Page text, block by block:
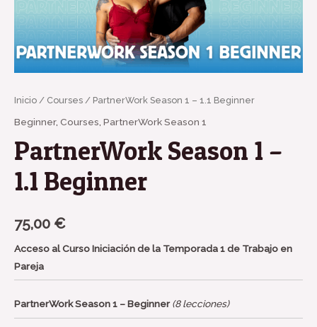
Inicio / Courses / PartnerWork Season 1 – 1.1 Beginner
Beginner, Courses PartnerWork Season 1
PartnerWork Season 1 –
1.1 Beginner
75,00 €
Acceso al Curso Iniciación de la Temporada 1 de Trabajo en
Pareja
PartnerWork Season 1 – Beginner(8 lecciones)
Beginner
cantidad